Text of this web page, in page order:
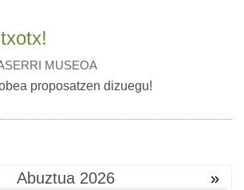
MUSEOA
proposatzen dizuegu!
Abuztua 2026 »